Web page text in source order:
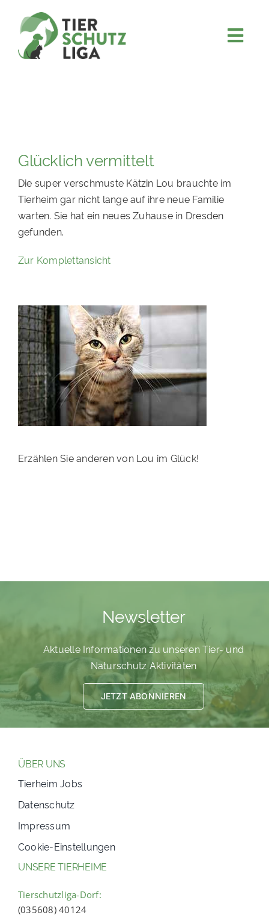
content
FÖRDERN & VERERBEN
KOOPERATIONEN
4KIDS
TIERHEIMTIERE
TIERHEIME
HELFER WERDEN
RATGEBER
Glücklich vermittelt
Die super verschmuste Kätzin Lou brauchte im
Tierheim gar nicht lange auf ihre neue Familie
warten. Sie hat ein neues Zuhause in Dresden
gefunden.
Zur Komplettansicht
Erzählen Sie anderen von Lou im Glück!
Newsletter
Aktuelle Informationen zu unseren Tier- und
Naturschutz Aktivitäten
JETZT ABONNIEREN
ÜBER UNS
Tierheim Jobs
Datenschutz
Impressum
Cookie-Einstellungen
UNSERE TIERHEIME
Tierschutzliga-Dorf:
(035608) 40124